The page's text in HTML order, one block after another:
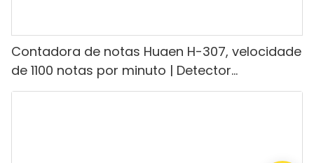
Contadora de notas Huaen H-307, velocidade
de 1100 notas por minuto | Detector
UV/Magnético/Infravermelho/Falsificante,